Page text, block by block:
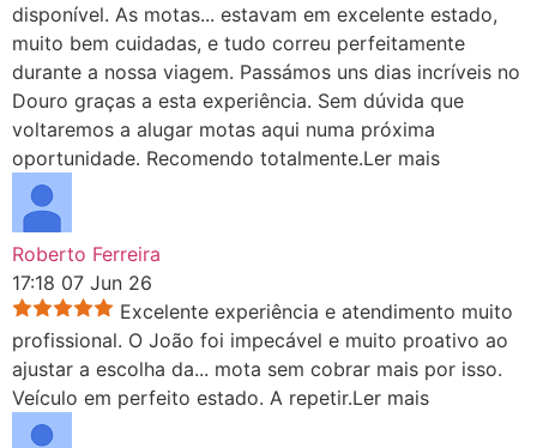
disponível. As motas... estavam em excelente estado,
muito bem cuidadas, e tudo correu perfeitamente
durante a nossa viagem. Passámos uns dias incríveis no
Douro graças a esta experiência. Sem dúvida que
voltaremos a alugar motas aqui numa próxima
oportunidade. Recomendo totalmente.Ler mais
Roberto Ferreira
17:18 07 Jun 26
Excelente experiência e atendimento muito
profissional. O João foi impecável e muito proativo ao
ajustar a escolha da... mota sem cobrar mais por isso.
Veículo em perfeito estado. A repetir.Ler mais